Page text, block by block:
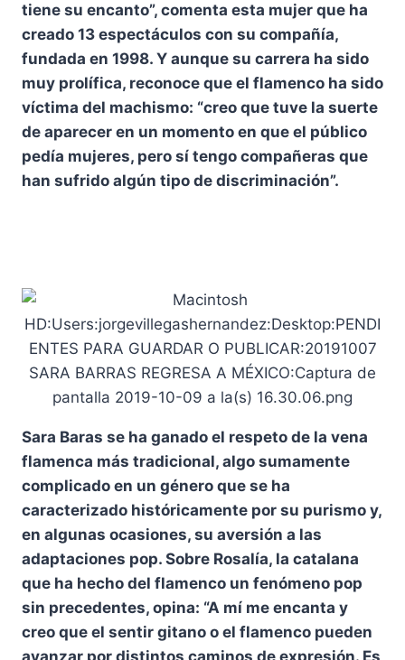
tiene su encanto”, comenta esta mujer que ha
creado 13 espectáculos con su compañía,
fundada en 1998. Y aunque su carrera ha sido
muy prolífica, reconoce que el flamenco ha sido
víctima del machismo: “creo que tuve la suerte
de aparecer en un momento en que el público
pedía mujeres, pero sí tengo compañeras que
han sufrido algún tipo de discriminación”.
Sara Baras se ha ganado el respeto de la vena
flamenca más tradicional, algo sumamente
complicado en un género que se ha
caracterizado históricamente por su purismo y,
en algunas ocasiones, su aversión a las
adaptaciones pop. Sobre Rosalía, la catalana
que ha hecho del flamenco un fenómeno pop
sin precedentes, opina: “A mí me encanta y
creo que el sentir gitano o el flamenco pueden